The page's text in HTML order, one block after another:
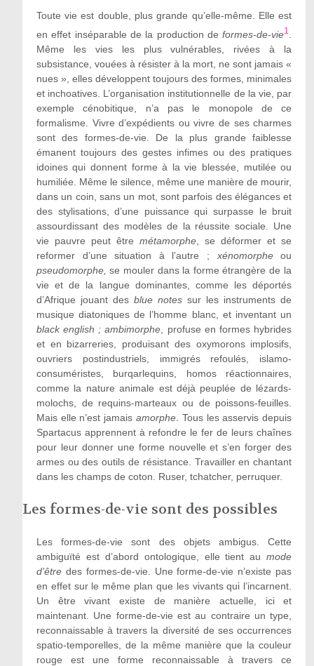
Toute vie est double, plus grande qu’elle-même. Elle est
en effet inséparable de la production deformes-de-vie1
Même les vies les plus vulnérables, rivées à la
subsistance, vouées à résister à la mort, ne sont jamais «
nues », elles développent toujours des formes, minimales
et inchoatives. L’organisation institutionnelle de la vie, par
exemple cénobitique, n’a pas le monopole de ce
formalisme. Vivre d’expédients ou vivre de ses charmes
sont des formes-de-vie. De la plus grande faiblesse
émanent toujours des gestes infimes ou des pratiques
idoines qui donnent forme à la vie blessée, mutilée ou
humiliée. Même le silence, même une manière de mourir,
dans un coin, sans un mot, sont parfois des élégances et
des stylisations, d’une puissance qui surpasse le bruit
assourdissant des modèles de la réussite sociale. Une
vie pauvre peut êtremétamorphe , se déformer et se
reformer d’une situation à l’autre ; xénomorpheou
pseudomorphe, se mouler dans la forme étrangère de la
vie et de la langue dominantes, comme les déportés
d’Afrique jouant desblue notes sur les instruments de
musique diatoniques de l’homme blanc, et inventant un
black english ; ambimorphe , profuse en formes hybrides
et en bizarreries, produisant des oxymorons implosifs,
ouvriers postindustriels, immigrés refoulés, islamo-
consuméristes, burqarlequins, homos réactionnaires,
comme la nature animale est déjà peuplée de lézards-
molochs, de requins-marteaux ou de poissons-feuilles.
Mais elle n’est jamaisamorphe . Tous les asservis depuis
Spartacus apprennent à refondre le fer de leurs chaînes
pour leur donner une forme nouvelle et s’en forger des
armes ou des outils de résistance. Travailler en chantant
dans les champs de coton. Ruser, tchatcher, perruquer.
Les formes-de-vie sont des possibles
Les formes-de-vie sont des objets ambigus. Cette
ambiguïté est d’abord ontologique, elle tient aumode
d’êtredes formes-de-vie. Une forme-de-vie n’existe pas
en effet sur le même plan que les vivants qui l’incarnent.
Un être vivant existe de manière actuelle, ici et
maintenant. Une forme-de-vie est au contraire un type,
reconnaissable à travers la diversité de ses occurrences
spatio-temporelles, de la même manière que la couleur
rouge est une forme reconnaissable à travers ce